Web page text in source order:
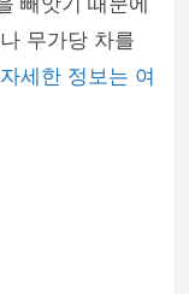
무가당 차를
자세한 정보는 여